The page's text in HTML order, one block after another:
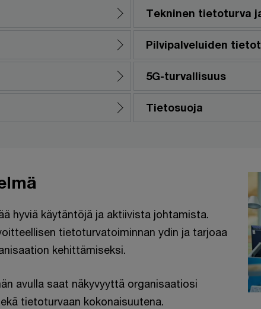
Tekninen tietoturva
Pilvipalveluiden
5G-turvallisuus
Tietosuoja
hyviä käytäntöjä ja aktiivista johtamista.
tietoturvatoiminnan ydin ja tarjoaa
kehittämiseksi.
avulla saat näkyvyyttä organisaatiosi
tietoturvaan kokonaisuutena.